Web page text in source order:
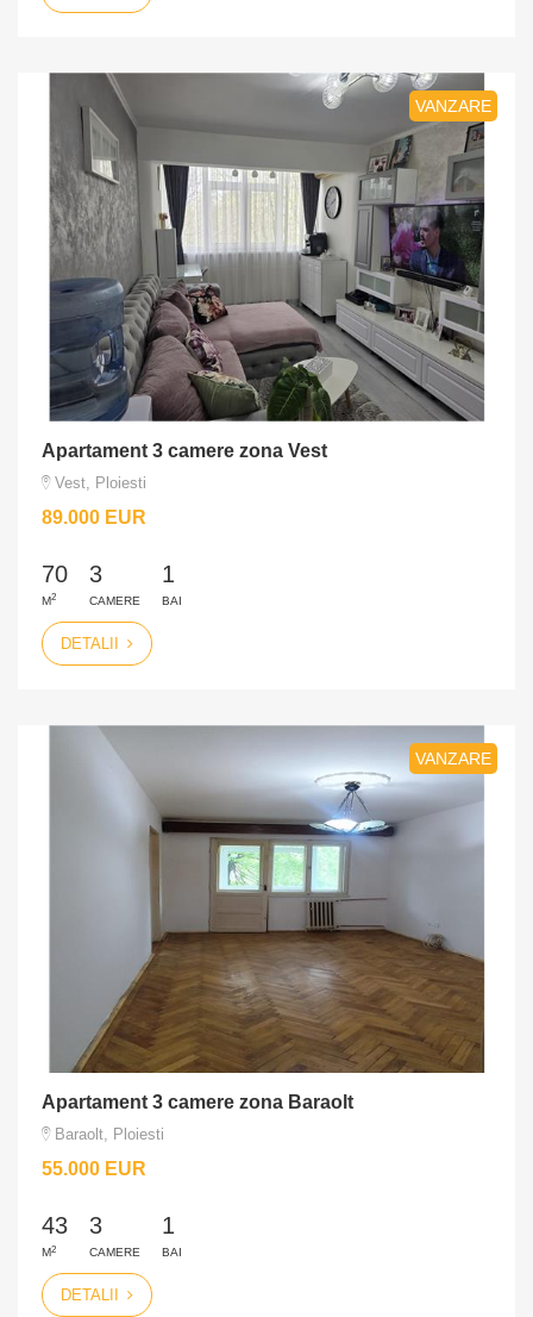
VANZARE
Apartament 3 camere zona Vest
Vest, Ploiesti
89.000 EUR
70
M2
3
CAMERE
1
BAI
DETALII
VANZARE
Apartament 3 camere zona Baraolt
Baraolt, Ploiesti
55.000 EUR
43
M2
3
CAMERE
1
BAI
DETALII